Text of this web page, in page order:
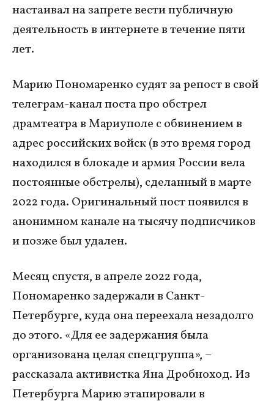
настаивал на запрете вести публичную
деятельность в интернете в течение пяти
лет.
Марию Пономаренко судят за репост в свой
телеграм-канал поста про обстрел
драмтеатра в Мариуполе с обвинением в
адрес российских войск (в это время город
находился в блокаде и армия России вела
постоянные обстрелы), сделанный в марте
2022 года. Оригинальный пост появился в
анонимном канале на тысячу подписчиков
и позже был удален.
Месяц спустя, в апреле 2022 года,
Пономаренко задержали в Санкт-
Петербурге, куда она переехала незадолго
до этого. «Для ее задержания была
организована целая спецгруппа», –
рассказала активистка Яна Дробноход. Из
Петербурга Марию этапировали в